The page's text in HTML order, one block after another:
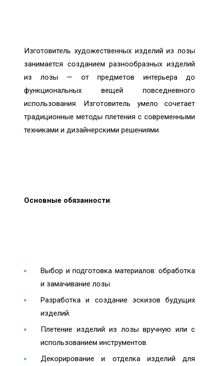
Изготовитель художественных изделий из лозы
занимается созданием разнообразных изделий
из лозы — от предметов интерьера до
функциональных вещей повседневного
использования. Изготовитель умело сочетает
традиционные методы плетения с современными
техниками и дизайнерскими решениями.
Основные обязанности:
Выбор и подготовка материалов: обработка
и замачивание лозы.
Разработка и создание эскизов будущих
изделий.
Плетение изделий из лозы вручную или с
использованием инструментов.
Декорирование и отделка изделий для